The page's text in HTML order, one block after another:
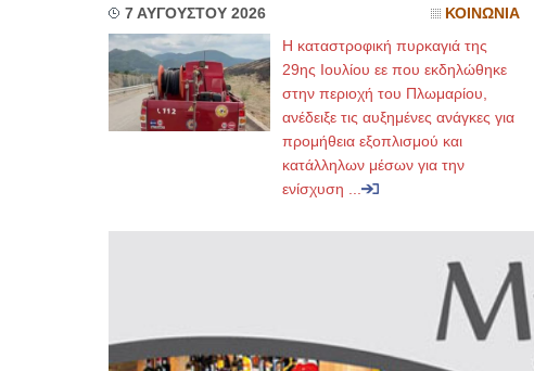
7 ΑΥΓΟΥΣΤΟΥ 2026 ΚΟΙΝΩΝΙΑ
Η καταστροφική πυρκαγιά της
29ης Ιουλίου εε που εκδηλώθηκε
στην περιοχή του Πλωμαρίου,
ανέδειξε τις αυξημένες ανάγκες για
προμήθεια εξοπλισμού και
κατάλληλων μέσων για την
ενίσχυση ...